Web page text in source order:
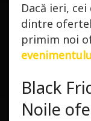
Dacă ieri,
dintre
primim noi
Black
Noile